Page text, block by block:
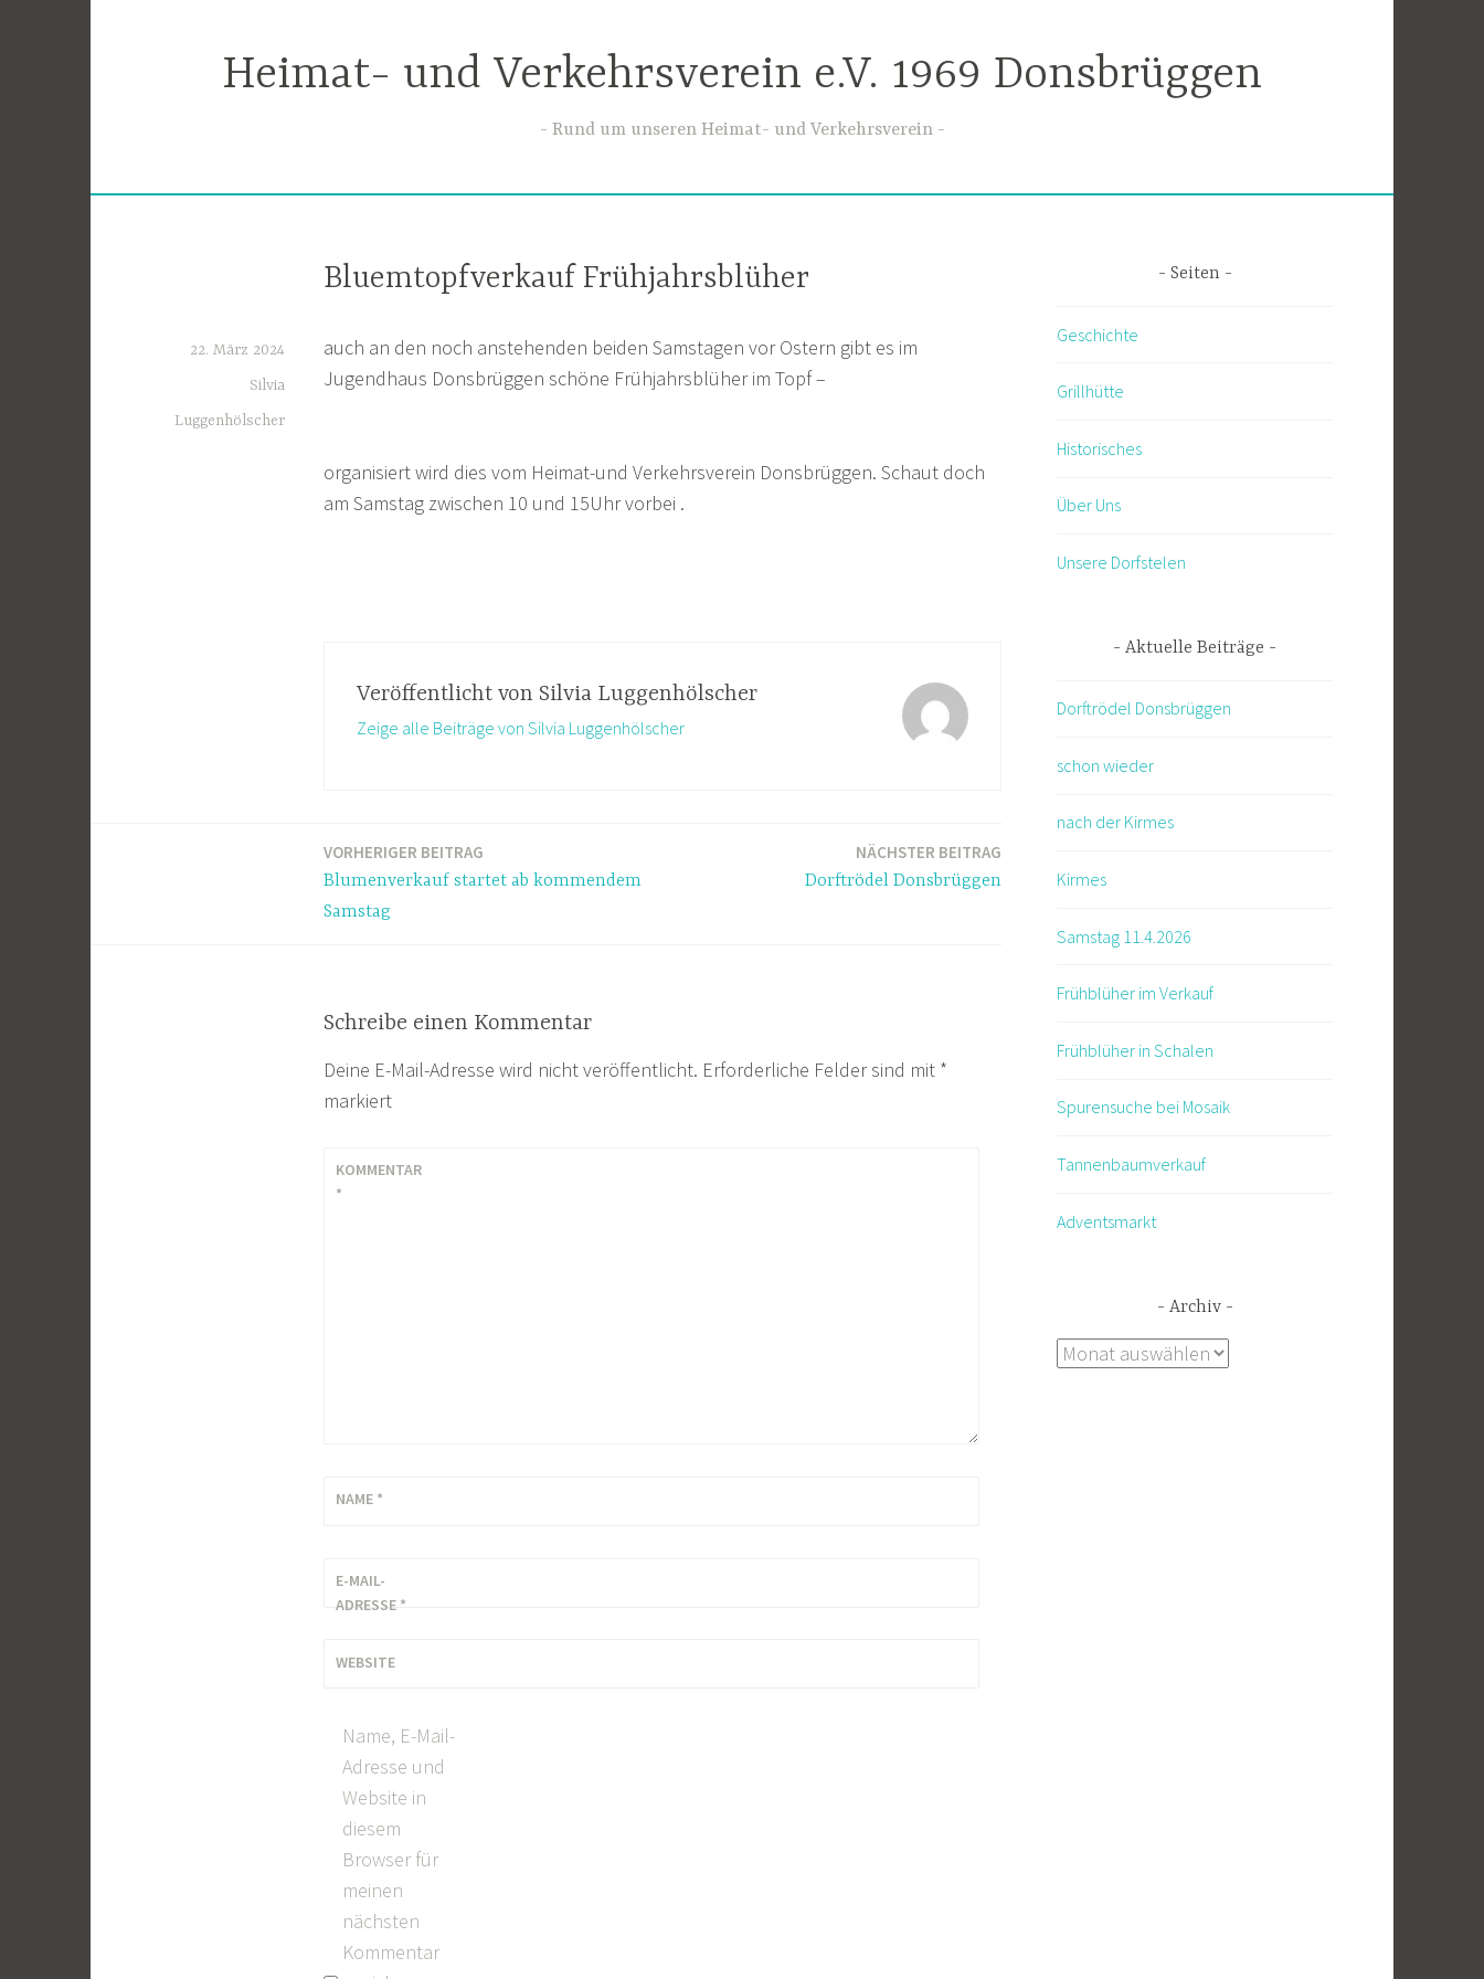
Heimat- und Verkehrsverein e.V. 1969 Donsbrüggen
Rund um unseren Heimat- und Verkehrsverein
Bluemtopfverkauf Frühjahrsblüher
22. März 2024
Silvia
Luggenhölscher
auch an den noch anstehenden beiden Samstagen vor Ostern gibt es im
Jugendhaus Donsbrüggen schöne Frühjahrsblüher im Topf –
organisiert wird dies vom Heimat-und Verkehrsverein Donsbrüggen. Schaut doch
am Samstag zwischen 10 und 15Uhr vorbei .
Veröffentlicht von Silvia Luggenhölscher
Zeige alle Beiträge von Silvia Luggenhölscher
BeitragsnavigationVORHERIGER BEITRAG
Blumenverkauf startet ab kommendem
Samstag
NÄCHSTER BEITRAG
Dorftrödel Donsbrüggen
Schreibe einen Kommentar
Deine E-Mail-Adresse wird nicht veröffentlicht. Erforderliche Felder sind mit *
markiert
KOMMENTAR
*
NAME *
E-MAIL-
ADRESSE *
WEBSITE
Name, E-Mail-
Adresse und
Website in
diesem
Browser für
meinen
nächsten
Kommentar
Seiten
Geschichte
Grillhütte
Historisches
Über Uns
Unsere Dorfstelen
Aktuelle Beiträge
Dorftrödel Donsbrüggen
schon wieder
nach der Kirmes
Kirmes
Samstag 11.4.2026
Frühblüher im Verkauf
Frühblüher in Schalen
Spurensuche bei Mosaik
Tannenbaumverkauf
Adventsmarkt
Archiv
Archiv